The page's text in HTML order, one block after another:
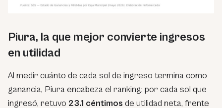
Piura, la que mejor convierte ingresos
en utilidad
Al medir cuánto de cada sol de ingreso termina como
ganancia, Piura encabeza el ranking: por cada sol que
ingresó, retuvo 23.1 céntimos de utilidad neta, frente